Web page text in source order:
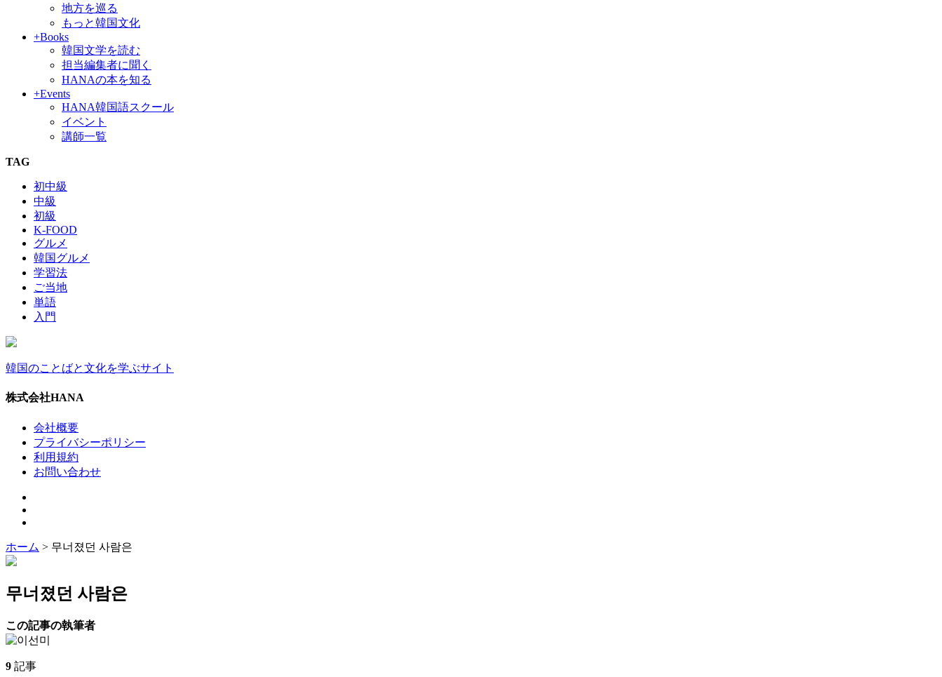
地方を巡る
もっと韓国文化
+Books
韓国文学を読む
担当編集者に聞く
HANAの本を知る
+Events
HANA韓国語スクール
イベント
講師一覧
TAG
初中級
中級
初級
K-FOOD
グルメ
韓国グルメ
学習法
ご当地
単語
入門
韓国のことばと文化を学ぶサイト
株式会社HANA
会社概要
プライバシーポリシー
利用規約
お問い合わせ
ホーム > 무너졌던 사람은
무너졌던 사람은
この記事の執筆者
9 記事